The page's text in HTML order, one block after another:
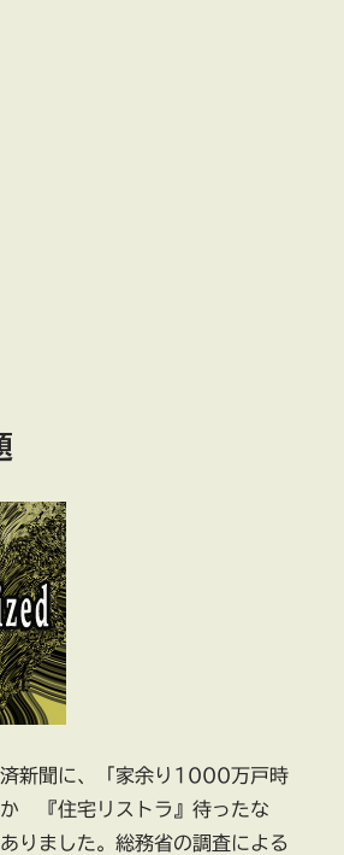
新聞に、「家余り1000万戸時
『住宅リストラ』待ったな
りました。総務省の調査による